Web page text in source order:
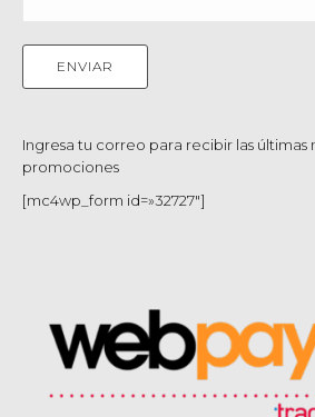
Ingresa tu correo para recibir las últimas
promociones
[mc4wp_form id=»32727″]